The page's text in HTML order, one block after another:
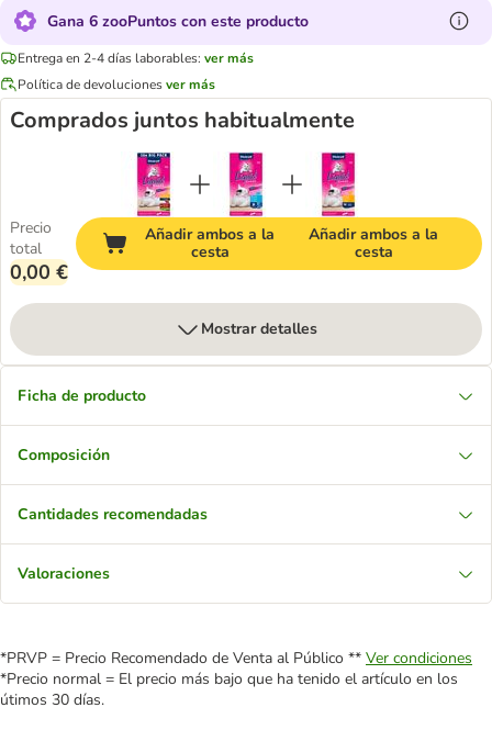
Gana 6 zooPuntos con este producto
Entrega en 2-4 días laborables: ver más
Política de devolucionesver más
Comprados juntos habitualmente
Precio
total
0,00 €
Añadir ambos a la
cesta
Añadir ambos a la
cesta
Mostrar detalles
Ficha de producto
Composición
Cantidades recomendadas
Valoraciones
*PRVP = Precio Recomendado de Venta al Público ** Ver condiciones
*Precio normal = El precio más bajo que ha tenido el artículo en los
útimos 30 días.